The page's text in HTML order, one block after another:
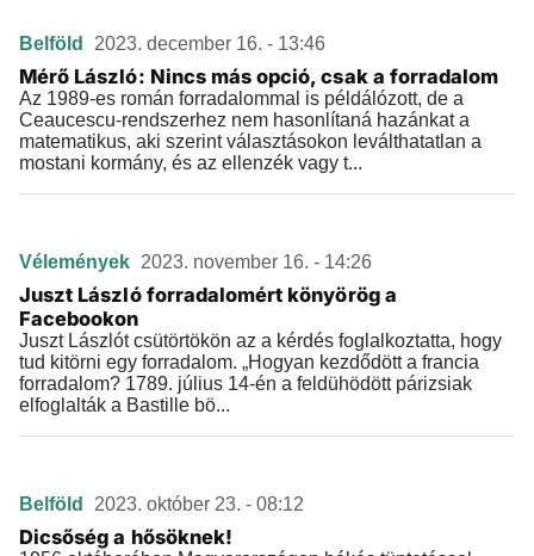
Belföld 2023. december 16. - 13:46
Mérő László: Nincs más opció, csak a forradalom
Az 1989-es román forradalommal is példálózott, de a
Ceaucescu-rendszerhez nem hasonlítaná hazánkat a
matematikus, aki szerint választásokon leválthatatlan a
mostani kormány, és az ellenzék vagy t...
Vélemények 2023. november 16. - 14:26
Juszt László forradalomért könyörög a
Facebookon
Juszt Lászlót csütörtökön az a kérdés foglalkoztatta, hogy
tud kitörni egy forradalom. „Hogyan kezdődött a francia
forradalom? 1789. július 14-én a feldühödött párizsiak
elfoglalták a Bastille bö...
Belföld 2023. október 23. - 08:12
Dicsőség a hősöknek!